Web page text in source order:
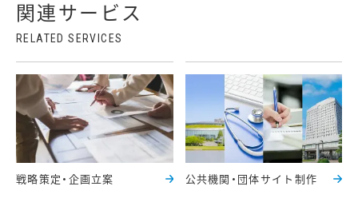
関連サービス
戦略策定・企画立案 公共機関・団体サイト制作